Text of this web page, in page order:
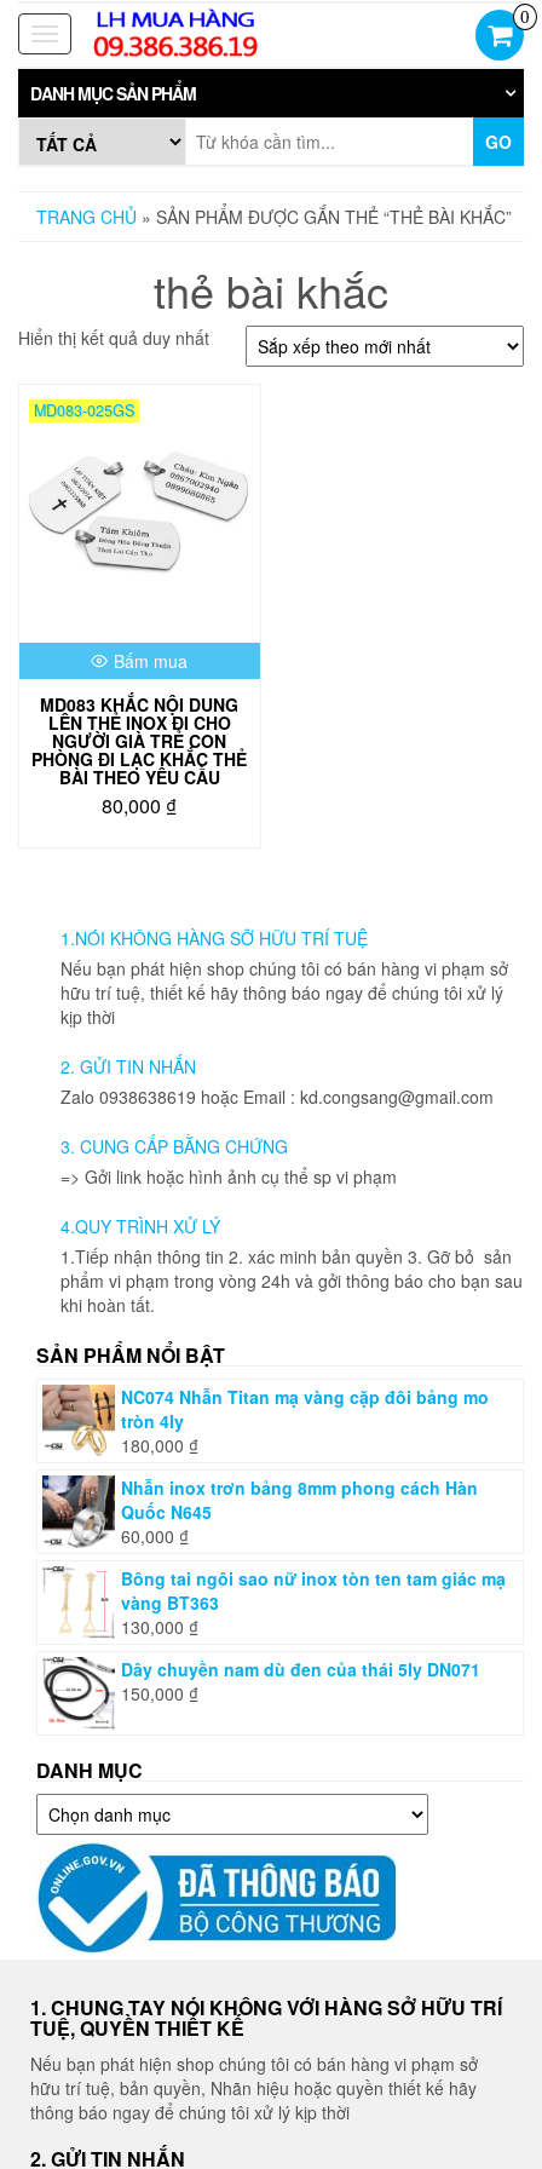
Skip
the
content
Toggle
navigation
0
DANH MỤC SẢN PHẨM
GO
TRANG CHỦ » SẢN PHẨM ĐƯỢC GẮN THẺ “THẺ BÀI KHẮC”
thẻ bài khắc
Hiển thị kết quả duy nhất
MD083-025GS
Bấm mua
MD083 KHẮC NỘI DUNG
LÊN THẺ INOX ĐI CHO
NGƯỜI GIÀ TRẺ CON
PHÒNG ĐI LẠC KHẮC THẺ
BÀI THEO YÊU CẦU
80,000 ₫
1.NÓI KHÔNG HÀNG SỠ HỮU TRÍ TUỆ
Nếu bạn phát hiện shop chúng tôi có bán hàng vi phạm sở
hữu trí tuệ, thiết kế hãy thông báo ngay để chúng tôi xử lý
kịp thời
2. GỬI TIN NHẮN
Zalo 0938638619 hoặc Email : kd.congsang@gmail.com
3. CUNG CẤP BẰNG CHỨNG
=> Gởi link hoặc hình ảnh cụ thể sp vi phạm
4.QUY TRÌNH XỬ LÝ
1.Tiếp nhận thông tin 2. xác minh bản quyền 3. Gỡ bỏ sản
phẩm vi phạm trong vòng 24h và gởi thông báo cho bạn sau
khi hoàn tất.
SẢN PHẨM NỔI BẬT
NC074 Nhẫn Titan mạ vàng cặp đôi bảng mo
tròn 4ly
180,000 ₫
Nhẫn inox trơn bảng 8mm phong cách Hàn
Quốc N645
60,000 ₫
Bông tai ngôi sao nữ inox tòn ten tam giác mạ
vàng BT363
130,000 ₫
Dây chuyền nam dù đen của thái 5ly DN071
150,000 ₫
DANH MỤC
Danh
mục
1. CHUNG TAY NÓI KHÔNG VỚI HÀNG SỞ HỮU TRÍ
TUỆ, QUYỀN THIẾT KẾ
Nếu bạn phát hiện shop chúng tôi có bán hàng vi phạm sở
hữu trí tuệ, bản quyền, Nhãn hiệu hoặc quyền thiết kế hãy
thông báo ngay để chúng tôi xử lý kịp thời
2. GỬI TIN NHẮN